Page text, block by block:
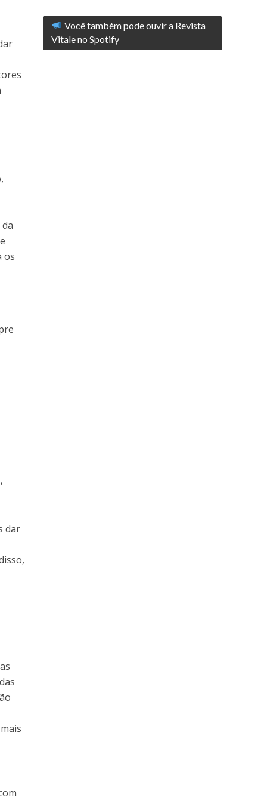
os
dar
Você também pode ouvir a Revista
Vitale no Spotify